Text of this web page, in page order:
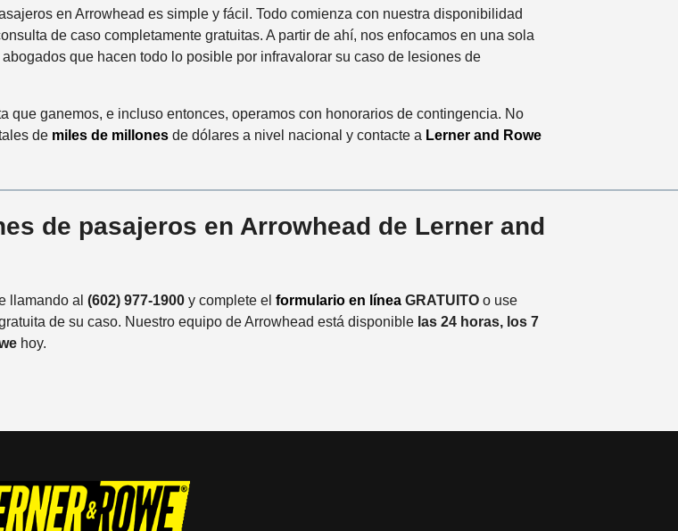
en Arrowhead es simple y fácil. Todo comienza con nuestra disponibilidad
de caso completamente gratuitas. A partir de ahí, nos enfocamos en una sola
que hacen todo lo posible por infravalorar su caso de lesiones de
que ganemos, e incluso entonces, operamos con honorarios de contingencia. No
de miles de millonesde dólares a nivel nacional y contacte a Lerner and Rowe
de pasajeros en Arrowhead de Lerner and
llamando al (602) 977-1900y complete el formulario en líneaGRATUITOo use
de su caso. Nuestro equipo de Arrowhead está disponible las 24 horas, los 7
hoy.